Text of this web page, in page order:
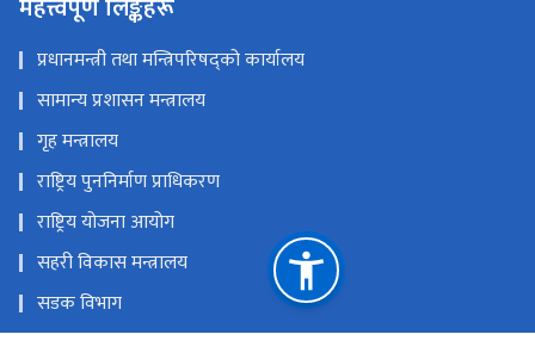
महत्त्वपूर्ण लिङ्कहरू
प्रधानमन्त्री तथा मन्त्रिपरिषद्को कार्यालय
सामान्य प्रशासन मन्त्रालय
गृह मन्त्रालय
राष्ट्रिय पुननिर्माण प्राधिकरण
राष्ट्रिय योजना आयोग
सहरी विकास मन्त्रालय
सडक विभाग